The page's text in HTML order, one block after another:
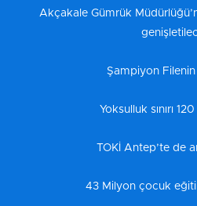
Akçakale Gümrük
Şampiyon Filenin
Yoksulluk sınırı
TOKİ Antep’te de
43 Milyon çocuk